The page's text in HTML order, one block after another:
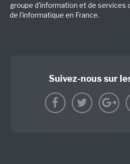
groupe d'information et de services
de l'informatique en France.
Suivez-nous sur